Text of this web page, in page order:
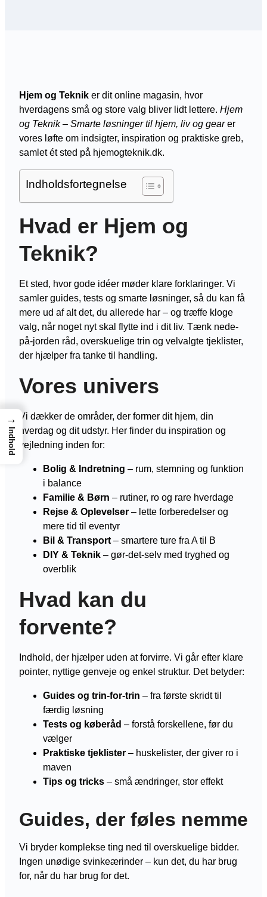
Hjem og Teknik er dit online magasin, hvor
hverdagens små og store valg bliver lidt lettere. Hjem
og Teknik – Smarte løsninger til hjem, liv og gearer
vores løfte om indsigter, inspiration og praktiske greb,
samlet ét sted på hjemogteknik.dk.
Indholdsfortegnelse
Hvad er Hjem og
Teknik?
Et sted, hvor gode idéer møder klare forklaringer. Vi
samler guides, tests og smarte løsninger, så du kan få
mere ud af alt det, du allerede har – og træffe kloge
valg, når noget nyt skal flytte ind i dit liv. Tænk nede-
på-jorden råd, overskuelige trin og velvalgte tjeklister,
der hjælper fra tanke til handling.
Vores univers
Vi dækker de områder, der former dit hjem, din
hverdag og dit udstyr. Her finder du inspiration og
vejledning inden for:
Bolig & Indretning – rum, stemning og funktion
i balance
Familie & Børn – rutiner, ro og rare hverdage
Rejse & Oplevelser – lette forberedelser og
mere tid til eventyr
Bil & Transport – smartere ture fra A til B
DIY & Teknik – gør-det-selv med tryghed og
overblik
Hvad kan du
forvente?
Indhold, der hjælper uden at forvirre. Vi går efter klare
pointer, nyttige genveje og enkel struktur. Det betyder:
Guides og trin-for-trin – fra første skridt til
færdig løsning
Tests og køberåd – forstå forskellene, før du
vælger
Praktiske tjeklister – huskelister, der giver ro i
maven
Tips og tricks – små ændringer, stor effekt
Guides, der føles nemme
Vi bryder komplekse ting ned til overskuelige bidder.
Ingen unødige svinkeærinder – kun det, du har brug
for, når du har brug for det.
→
Indhold